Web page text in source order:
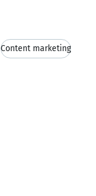
Content marketing